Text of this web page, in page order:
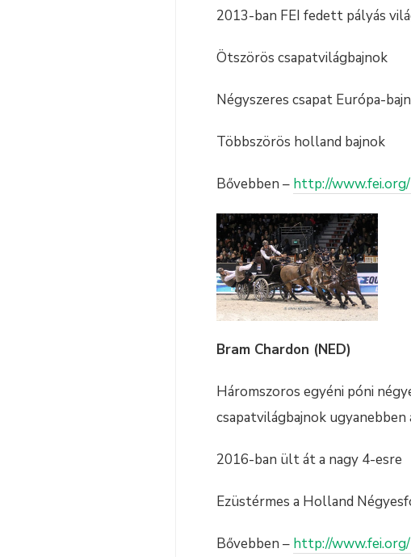
2013-ban FEI fedett pályás
Ötszörös csapatvilágbajnok
Négyszeres csapat Európa-
Többszörös holland bajnok
Bővebben – http://
Bram Chardon (NED)
Háromszoros egyéni póni
csapatvilágbajnok ugyanebben
2016-ban ült át a nagy 4-esre
Ezüstérmes a Holland
Bővebben – http://